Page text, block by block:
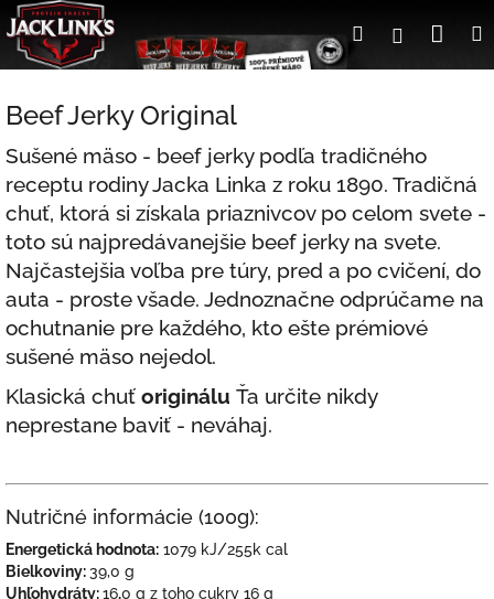
Prejsť
na
obsah
Hľadať
Beef Jerky Original
Sušené mäso - beef jerky podľa tradičného
receptu rodiny Jacka Linka z roku 1890. Tradičná
chuť, ktorá si získala priaznivcov po celom svete -
toto sú najpredávanejšie beef jerky na svete.
Najčastejšia voľba pre túry, pred a po cvičení, do
auta - proste všade. Jednoznačne odprúčame na
ochutnanie pre každého, kto ešte prémiové
sušené mäso nejedol.
Klasická chuťoriginálu Ťa určite nikdy
neprestane baviť - neváhaj.
Nutričné informácie (100g):
Energetická hodnota: 1079 kJ/255k cal
Bielkoviny:39,0 g
Uhľohydráty:16,0 g z toho cukry 16 g